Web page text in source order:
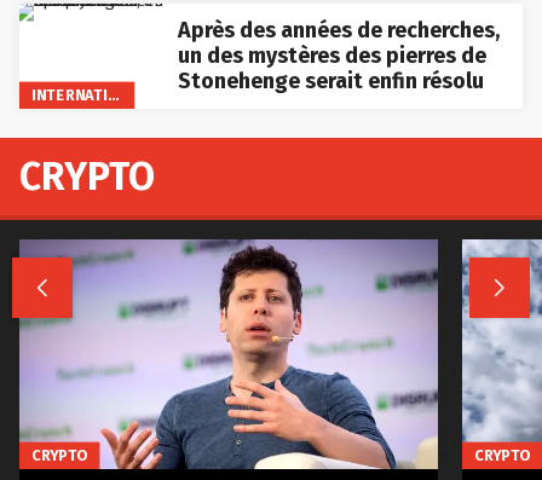
INTERNATIONAL
Après des années de recherches,
un des mystères des pierres de
Stonehenge serait enfin résolu
CRYPTO
 
CRYPTO CRYPTO